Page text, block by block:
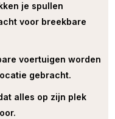
je spullen
voor breekbare
voertuigen worden
gebracht.
alles op zijn plek